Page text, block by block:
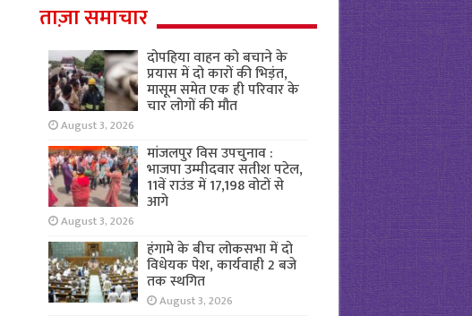
ताज़ा समाचार
दोपहिया वाहन को बचाने के
प्रयास में दो कारों की भिड़ंत,
मासूम समेत एक ही परिवार के
चार लोगों की मौत
August 3, 2026
मांजलपुर विस उपचुनाव :
भाजपा उम्मीदवार सतीश पटेल,
11वें राउंड में 17,198 वोटों से
आगे
August 3, 2026
हंगामे के बीच लोकसभा में दो
विधेयक पेश, कार्यवाही 2 बजे
तक स्थगित
August 3, 2026